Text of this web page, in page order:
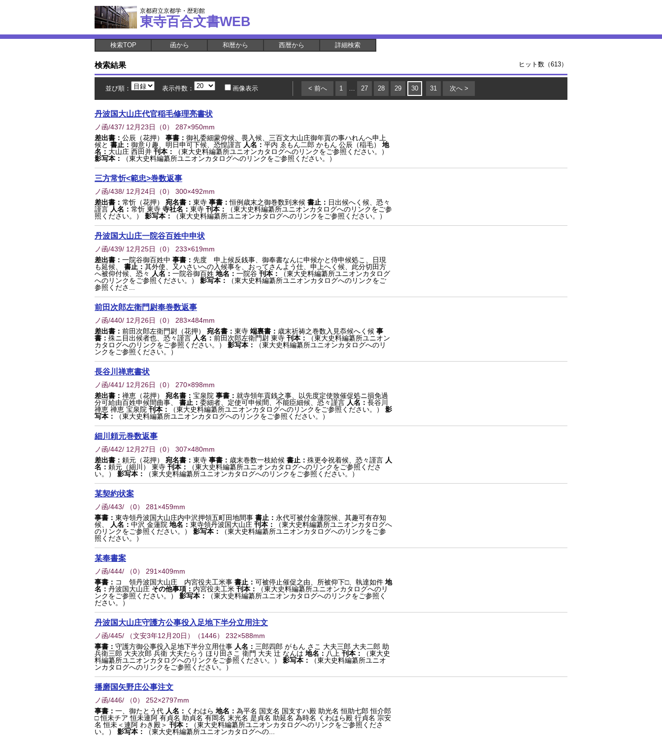
京都府立京都学・歴彩館
東寺百合文書WEB
検索TOP 函から 和暦から 西暦から 詳細検索
検索結果 ヒット数（613）
並び順： 表示件数： 画像表示 < 前へ 1 … 27 28 29 30 31 次へ >
丹波国大山庄代官稲毛修理亮書状
ノ函/437/ 12月23日 （0） 287×950mm
差出書： 公辰（花押） 事書： 御礼委細蒙仰候、畏入候、三百文大山庄御年貢の事ハれんへ申上
候と 書止： 御意り趣、明日申可下候、恐惶謹言 人名： 平内 ゑもん二郎 かもん 公辰（稲毛）
地
名： 大山庄 西田并 刊本：
（東大史料編纂所ユニオンカタログへのリンクをご参照ください。）
影写本：
（東大史料編纂所ユニオンカタログへのリンクをご参照ください。）
三方常忻<範忠>巻数返事
ノ函/438/ 12月24日 （0） 300×492mm
差出書： 常忻（花押） 宛名書： 東寺 事書：恒例歳末之御巻数到来候 書止： 日出候へく候、恐々
謹言 人名： 常忻 東寺 寺社名： 東寺 刊本：
（東大史料編纂所ユニオンカタログへのリンクをご参
照ください。）
影写本： （東大史料編纂所ユニオンカタログへのリンクをご参照ください。）
丹波国大山庄一院谷百姓中申状
ノ函/439/ 12月25日 （0） 233×619mm
差出書： 一院谷御百姓中 事書： 先度 申上候反銭事、御奉書なんに申候かと侍申候処こ、日現
も延候、
書止： 其外使、又ハさいへの入候事を、おってさんよう仕、申上へく候、此分切田方
へ被仰付候、恐々
人名： 一院谷御百姓 地名： 一院谷 刊本：
（東大史料編纂所ユニオンカタログ
へのリンクをご参照ください。）
影写本：
（東大史料編纂所ユニオンカタログへのリンクをご
参照くださ...
前田次郎左衛門尉奉巻数返事
ノ函/440/ 12月26日 （0） 283×484mm
差出書： 前田次郎左衛門尉（花押） 宛名書： 東寺 端裏書： 歳末祈祷之巻数入見忝候へく候 事
書： 殊ニ目出候者也、恐々謹言 人名： 前田次郎左衛門尉 東寺 刊本：
（東大史料編纂所ユニオン
カタログへのリンクをご参照ください。）
影写本：
（東大史料編纂所ユニオンカタログへのリ
ンクをご参照ください。）
長谷川禅恵書状
ノ函/441/ 12月26日 （0） 270×898mm
差出書： 禅恵（花押） 宛名書： 宝泉院 事書： 就寺領年貢銭之事、以先度定使致催促処ニ損免過
分可給由百姓申候間曲事、
書止： 委細者、定使可申候間、不能臣細候、恐々謹言 人名： 長谷川
禅恵 禅恵 宝泉院 刊本： （東大史料編纂所ユニオンカタログへのリンクをご参照ください。）
影
写本：
（東大史料編纂所ユニオンカタログへのリンクをご参照ください。）
細川頼元巻数返事
ノ函/442/ 12月27日 （0） 307×480mm
差出書： 頼元（花押） 宛名書： 東寺 事書： 歳末巻数一枝給候 書止： 殊更令祝着候、恐々謹言 人
名： 頼元（細川） 東寺 刊本：
（東大史料編纂所ユニオンカタログへのリンクをご参照くださ
い。）
影写本： （東大史料編纂所ユニオンカタログへのリンクをご参照ください。）
某契約状案
ノ函/443/ （0） 281×459mm
事書： 東寺領丹波国大山庄内中沢押領五町田地間事 書止： 永代可被付金蓮院候、其趣可有存知
候、
人名： 中沢 金蓮院 地名： 東寺領丹波国大山庄 刊本：
（東大史料編纂所ユニオンカタログへ
のリンクをご参照ください。）
影写本：
（東大史料編纂所ユニオンカタログへのリンクをご参
照ください。）
某奉書案
ノ函/444/ （0） 291×409mm
事書： コ 領丹波国大山庄 内宮役夫工米事 書止： 可被停止催促之由、所被仰下□、執達如件 地
名： 丹波国大山庄 その他事項： 内宮役夫工米 刊本：
（東大史料編纂所ユニオンカタログへのリ
ンクをご参照ください。）
影写本：
（東大史料編纂所ユニオンカタログへのリンクをご参照く
ださい。）
丹波国大山庄守護方公事役入足地下半分立用注文
ノ函/445/ （文安3年12月20日） （1446） 232×588mm
事書： 守護方御公事役入足地下半分立用仕事 人名： 三郎四郎 がもん さこ 大夫三郎 大夫二郎 助
兵衛三郎 大夫次郎 兵衛 大夫たらう ほり田さこ 衛門 大夫 辻 なんは 地名： 八上 刊本：
（東大史
料編纂所ユニオンカタログへのリンクをご参照ください。）
影写本：
（東大史料編纂所ユニオ
ンカタログへのリンクをご参照ください。）
播磨国矢野庄公事注文
ノ函/446/ （0） 252×2797mm
事書： 一、御たとう代 人名： くわはら 地名： 為平名 国支名 国支すハ殿 助光名 恒助七郎 恒介郎
□ 恒未チア 恒未連阿 有貞名 助貞名 有岡名 末光名 是貞名 助延名 為時名 くわはら殿 行貞名 宗安
名 恒未＜連阿 わき殿＞ 刊本：
（東大史料編纂所ユニオンカタログへのリンクをご参照くださ
い。）
影写本： （東大史料編纂所ユニオンカタログへの...